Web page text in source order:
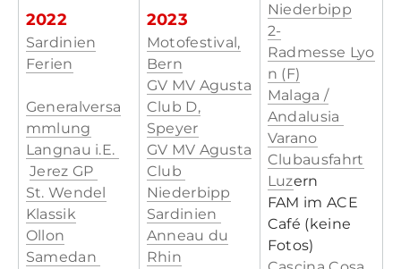
2022
Sardinien
Ferien
Generalversa
mmlung
Langnau i.E.
Jerez GP
St. Wendel
Klassik
Ollon
​Samedan
2023
Motofestival,
Bern
GV MV Agusta
Club D,
Speyer
GV MV Agusta
Club
Niederbipp
Sardinien
Anneau du
Rhin
Niederbipp
2-
Radmesse Lyo
n (F)
Malaga /
Andalusia
Varano
Clubausfahrt
Luzern
FAM im ACE
Café (keine
Fotos)